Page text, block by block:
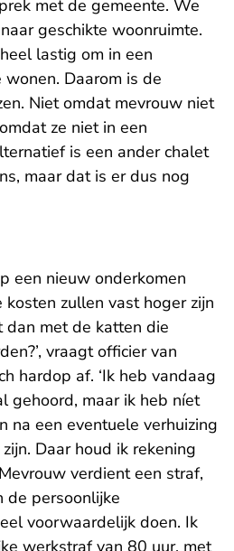
met de gemeente. We
geschikte woonruimte.
lastig om in een
Daarom is de
Niet omdat mevrouw niet
ze niet in een
is een ander chalet
maar dat is er dus nog
een nieuw onderkomen
zullen vast hoger zijn
dan met de katten die
vraagt officier van
hardop af. ‘Ik heb vandaag
gehoord, maar ik heb níet
na een eventuele verhuizing
Daar houd ik rekening
verdient een straf,
de persoonlijke
voorwaardelijk doen. Ik
werkstraf van 80 uur, met